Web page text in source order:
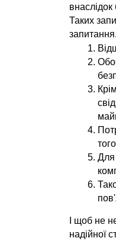
внаслідок
Таких
запитання.
Для
І щоб не
надійної